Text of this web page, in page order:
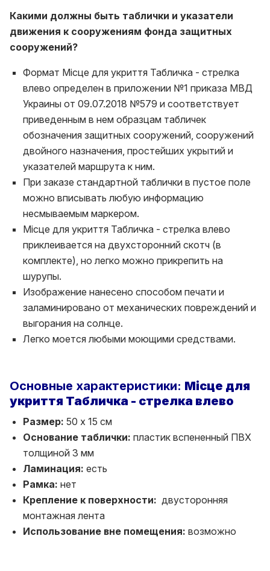
Какими должны быть таблички и указатели
движения к сооружениям фонда защитных
сооружений?
Формат Місце для укриття Табличка - стрелка
влево определен в приложении №1 приказа МВД
Украины от 09.07.2018 №579 и соответствует
приведенным в нем образцам табличек
обозначения защитных сооружений, сооружений
двойного назначения, простейших укрытий и
указателей маршрута к ним.
При заказе стандартной таблички в пустое поле
можно вписывать любую информацию
несмываемым маркером.
Місце для укриття Табличка - стрелка влево
приклеивается на двухсторонний скотч (в
комплекте), но легко можно прикрепить на
шурупы.
Изображение нанесено способом печати и
заламинировано от механических повреждений и
выгорания на солнце.
Легко моется любыми моющими средствами.
Основные характеристики: Місце для
укриття Табличка - стрелка влево
Размер:50 х 15 см
Основание таблички: пластик вспененный ПВХ
толщиной 3 мм
Ламинация: есть
Рамка: нет
Крепление к поверхности: двусторонняя
монтажная лента
Использование вне помещения: возможно